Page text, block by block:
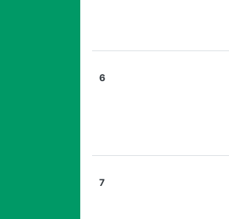
6
7